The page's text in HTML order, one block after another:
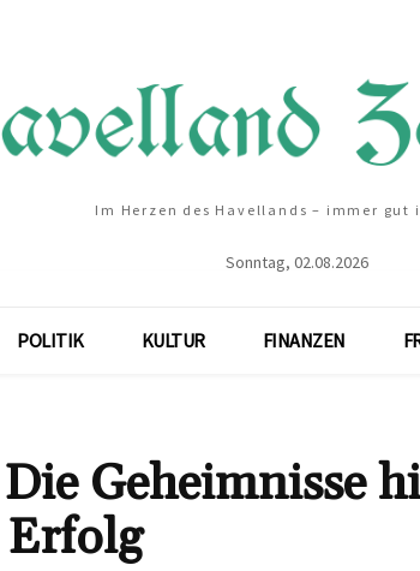
Im Herzen des Havellands – immer gut
Sonntag, 02.08.2026
POLITIK KULTUR FINANZEN
Geheimnisse